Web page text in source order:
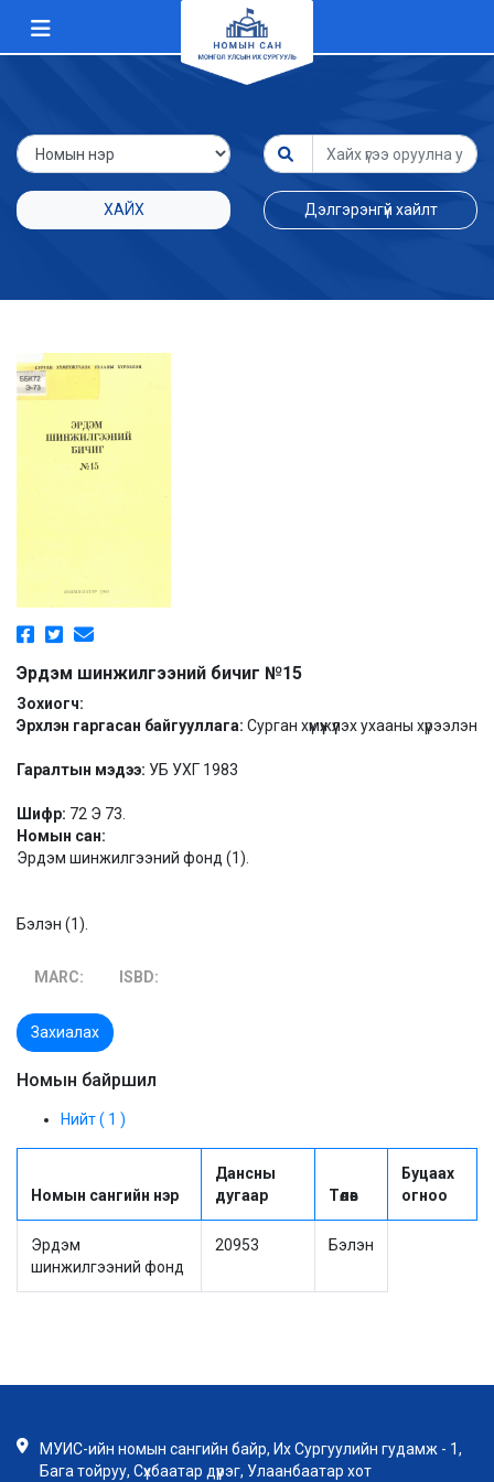
ХАЙХ Дэлгэрэнгүй хайлт
Эрдэм шинжилгээний бичиг №15
Зохиогч:
Эрхлэн гаргасан байгууллага: Сурган хүмүүжүүлэх ухааны хүрээлэн
Гаралтын мэдээ: УБ УХГ 1983
Шифр: 72 Э 73.
Номын сан:
Эрдэм шинжилгээний фонд (1).
Бэлэн (1).
MARC: ISBD:
Захиалах
Номын байршил
Нийт ( 1 )
Номын сангийн нэр
Дансны
дугаар
Төлөв
Буцаах
огноо
Эрдэм
шинжилгээний фонд
20953 Бэлэн
МУИС-ийн номын сангийн байр, Их Сургуулийн гудамж - 1,
Бага тойруу, Сүхбаатар дүүрэг, Улаанбаатар хот